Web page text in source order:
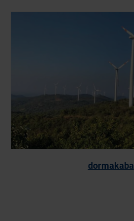
dormakaba